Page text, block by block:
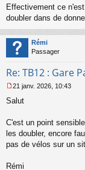
e
s
a
g
e
o
l
u
Effectivement ce
doubler dans de
Rémi
Passager
Re: TB12 : Gare
e
s
g
e
o
21 janv. 2026, 10:43
Salut
C'est un point
les doubler, encore
pas de vélos sur un
Rémi